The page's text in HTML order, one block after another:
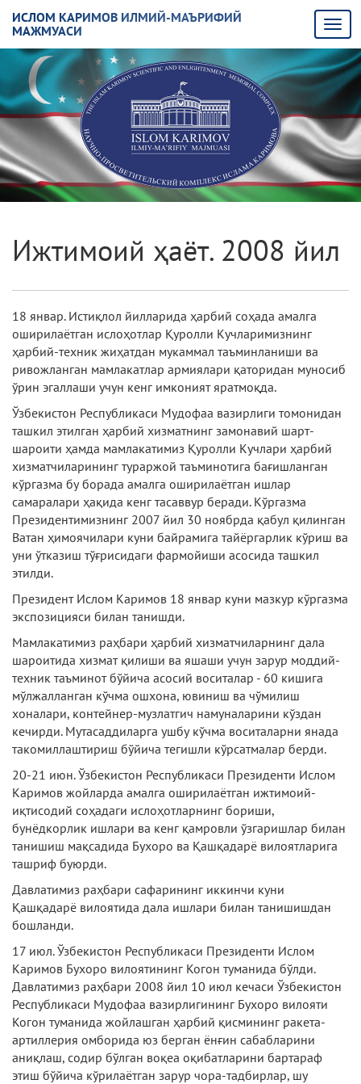
ИСЛОМ КАРИМОВ ИЛМИЙ-МАЪРИФИЙ
МАЖМУАСИ
Ижтимоий ҳаёт. 2008 йил
18 январ. Истиқлол йилларида ҳарбий соҳада амалга
оширилаётган ислоҳотлар Қуролли Кучларимизнинг
ҳарбий-техник жиҳатдан мукаммал таъминланиши ва
ривожланган мамлакатлар армиялари қаторидан муносиб
ўрин эгаллаши учун кенг имконият яратмоқда.
Ўзбекистон Республикаси Мудофаа вазирлиги томонидан
ташкил этилган ҳарбий хизматнинг замонавий шарт-
шароити ҳамда мамлакатимиз Қуролли Кучлари ҳарбий
хизматчиларининг тураржой таъминотига бағишланган
кўргазма бу борада амалга оширилаётган ишлар
самаралари ҳақида кенг тасаввур беради. Кўргазма
Президентимизнинг 2007 йил 30 ноябрда қабул қилинган
Ватан ҳимоячилари куни байрамига тайёргарлик кўриш ва
уни ўтказиш тўғрисидаги фармойиши асосида ташкил
этилди.
Президент Ислом Каримов 18 январ куни мазкур кўргазма
экспозицияси билан танишди.
Мамлакатимиз раҳбари ҳарбий хизматчиларнинг дала
шароитида хизмат қилиши ва яшаши учун зарур моддий-
техник таъминот бўйича асосий воситалар - 60 кишига
мўлжалланган кўчма ошхона, ювиниш ва чўмилиш
хоналари, контейнер-музлатгич намуналарини кўздан
кечирди. Мутасаддиларга ушбу кўчма воситаларни янада
такомиллаштириш бўйича тегишли кўрсатмалар берди.
20-21 июн. Ўзбекистон Республикаси Президенти Ислом
Каримов жойларда амалга оширилаётган ижтимоий-
иқтисодий соҳадаги ислоҳотларнинг бориши,
бунёдкорлик ишлари ва кенг қамровли ўзгаришлар билан
танишиш мақсадида Бухоро ва Қашқадарё вилоятларига
ташриф буюрди.
Давлатимиз раҳбари сафарининг иккинчи куни
Қашқадарё вилоятида дала ишлари билан танишишдан
бошланди.
17 июл. Ўзбекистон Республикаси Президенти Ислом
Каримов Бухоро вилоятининг Когон туманида бўлди.
Давлатимиз раҳбари 2008 йил 10 июл кечаси Ўзбекистон
Республикаси Мудофаа вазирлигининг Бухоро вилояти
Когон туманида жойлашган ҳарбий қисмининг ракета-
артиллерия омборида юз берган ёнғин сабабларини
аниқлаш, содир бўлган воқеа оқибатларини бартараф
этиш бўйича кўрилаётган зарур чора-тадбирлар, шу